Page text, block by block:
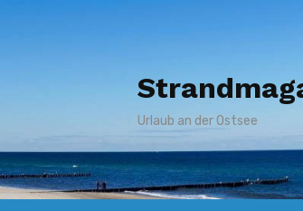
Urlaub an der Ostsee